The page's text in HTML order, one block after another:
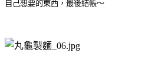
自己想要的東西，最後結帳～